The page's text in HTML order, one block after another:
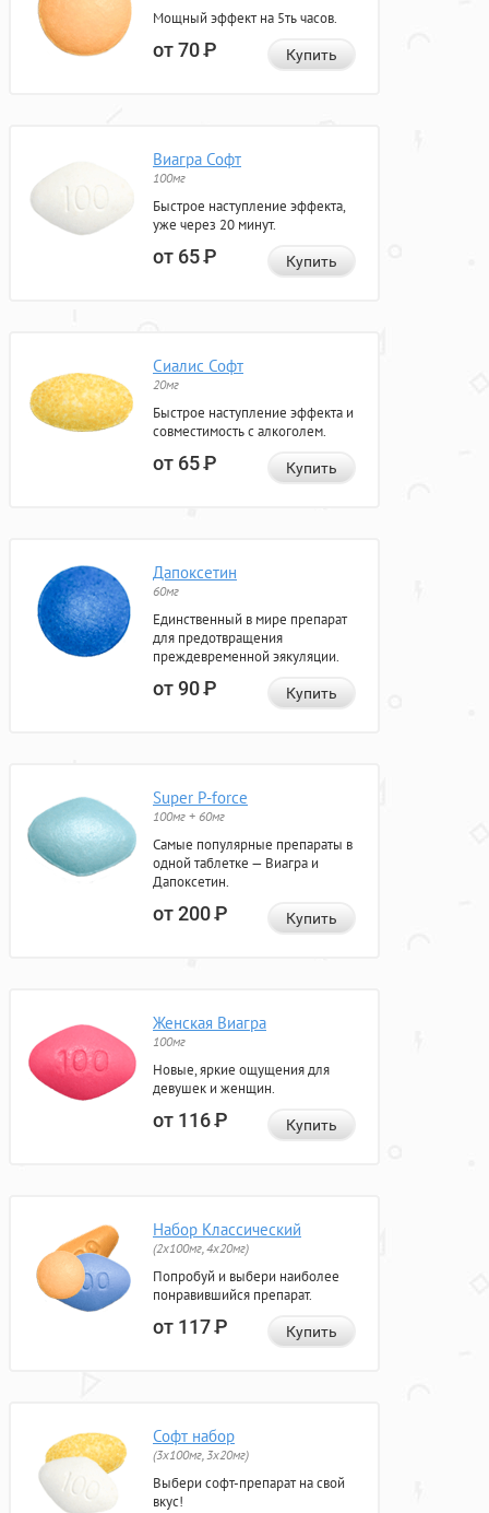
Мощный эффект на 5ть часов.
от 70Р Купить
Виагра Софт
100мг
Быстрое наступление эффекта,
уже через 20 минут.
от 65Р Купить
Сиалис Софт
20мг
Быстрое наступление эффекта и
совместимость с алкоголем.
от 65Р Купить
Дапоксетин
60мг
Единственный в мире препарат
для предотвращения
преждевременной эякуляции.
от 90Р Купить
Super P-force
100мг + 60мг
Самые популярные препараты в
одной таблетке — Виагра и
Дапоксетин.
от 200Р Купить
Женская Виагра
100мг
Новые, яркие ощущения для
девушек и женщин.
от 116Р Купить
Набор Классический
(2x100мг, 4x20мг)
Попробуй и выбери наиболее
понравившийся препарат.
от 117Р Купить
Софт набор
(3x100мг, 3x20мг)
Выбери софт-препарат на свой
вкус!